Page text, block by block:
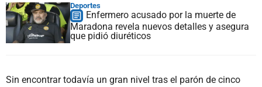
Deportes
Enfermero acusado por la muerte de
Maradona revela nuevos detalles y asegura
que pidió diuréticos
Sin encontrar todavía un gran nivel tras el parón de cinco